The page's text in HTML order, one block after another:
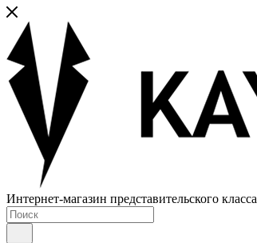
Интернет-магазин представительского класса